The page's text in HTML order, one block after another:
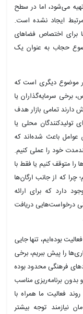
تهیه می‌شود، اما در سطح
ایجاد نشده است.
برای اختصاص فضاهای
حجاب به عنوان یک
موضوع دیگری است که
برخی سرمایه‌گذاران یا
دارند تمامی بازار هدف
محلی یا
باعث شده‌اند که
خود را عملی کنیم.
را متوقف کنیم یا فقط با
که از جانب ارگان‌ها
دارد که برای ارائه
درخواست‌هایی دریافت
بوده‌ایم، تنها جایی
را پیش ببریم، برخی
فرهنگی محدود بوده
بدون برنامه‌ریزی مناسب
فعالیت ما همراه با
نیازمند توجه بیشتر